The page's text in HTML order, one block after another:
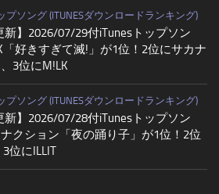
プソング (ITUNESダウンロードランキング)
新】2026/07/29付iTunesトップソン
「好きすぎて滅!」が1位！2位にサカナ
3位にM!LK
プソング (ITUNESダウンロードランキング)
新】2026/07/28付iTunesトップソン
クション「夜の踊り子」が1位！2位
位にILLIT